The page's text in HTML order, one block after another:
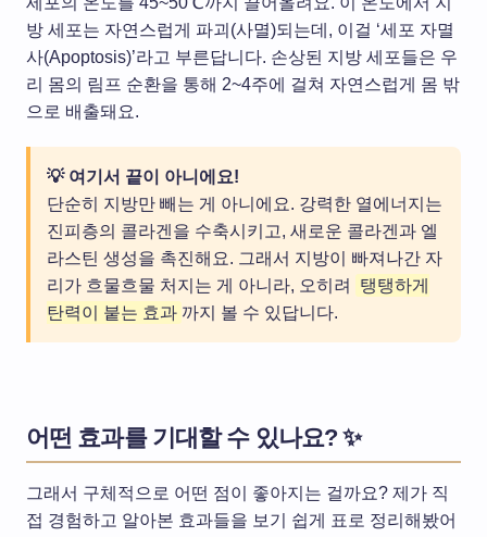
방 세포는 자연스럽게 파괴(사멸)되는데, 이걸 ‘세포 자멸
사(Apoptosis)’라고 부른답니다. 손상된 지방 세포들은 우
리 몸의 림프 순환을 통해 2~4주에 걸쳐 자연스럽게 몸 밖
으로 배출돼요.
💡 여기서 끝이 아니에요!
단순히 지방만 빼는 게 아니에요. 강력한 열에너지는
진피층의 콜라겐을 수축시키고, 새로운 콜라겐과 엘
라스틴 생성을 촉진해요. 그래서 지방이 빠져나간 자
리가 흐물흐물 처지는 게 아니라, 오히려
탱탱하게
탄력이 붙는 효과 까지 볼 수 있답니다.
어떤 효과를 기대할 수 있나요? ✨
그래서 구체적으로 어떤 점이 좋아지는 걸까요? 제가 직
접 경험하고 알아본 효과들을 보기 쉽게 표로 정리해봤어